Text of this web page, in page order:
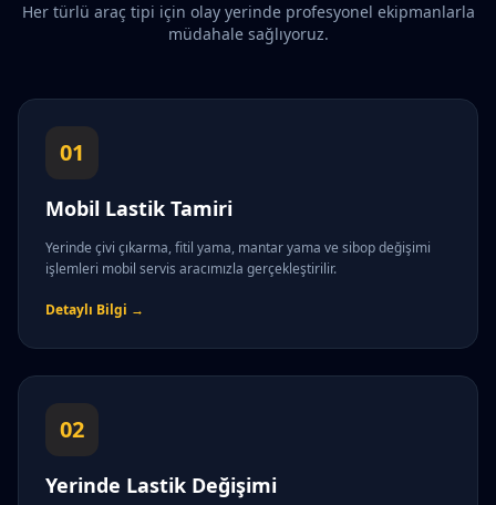
Her türlü araç tipi için olay yerinde profesyonel ekipmanlarla
müdahale sağlıyoruz.
01
Mobil Lastik Tamiri
Yerinde çivi çıkarma, fitil yama, mantar yama ve sibop değişimi
işlemleri mobil servis aracımızla gerçekleştirilir.
Detaylı Bilgi →
02
Yerinde Lastik Değişimi